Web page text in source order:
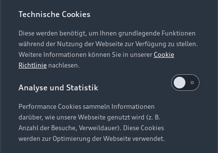
Online-Terminvereinbarung
Servicekontakt
Vertrag widerrufen
Investor Relations
Presse & Media Center
Datenschutz
Audi erleben
Newsletter
Impressum Rechtliches
Hinweisgebersystem
Datenschutzinformation
Cookie-Einstellungen
Cookie-Richtlinie
Barrierefreiheit
Hinweis: Die aktuelle Darstellung und Anordnung der
Embleme am Fahrzeug bei allen Abbildungen auf dieser
Webseite kann abweichen.
Technische Cookies
Diese werden benötigt, um Ihnen grundlegende Funktionen
während der Nutzung der Webseite zur Verfügung zu stellen.
Weitere Informationen können Sie in unsererCookie
Richtlinie nachlesen.
Analyse und Statistik
Performance Cookies sammeln Informationen
darüber, wie unsere Webseite genutzt wird (z. B.
Anzahl der Besuche, Verweildauer). Diese Cookies
werden zur Optimierung der Webseite verwendet.